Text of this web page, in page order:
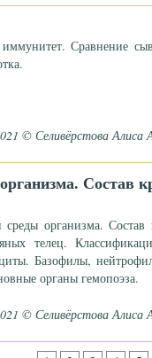
Сравнение
© Селивёрстова Алиса
Состав
организма. Состав
телец.
Базофилы,
органы гемопоэза.
© Селивёрстова Алиса